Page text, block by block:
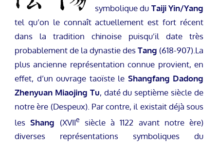
symbolique du Taiji Yin/Yang
tel qu’on le connaît actuellement est fort récent
dans la tradition chinoise puisqu’il date très
probablement de la dynastie desTang (618-907). La
plus ancienne représentation connue provient, en
effet, d’un ouvrage taoïste le Shangfang Dadong
Zhenyuan Miaojing Tu, daté du septième siècle de
notre ère (Despeux). Par contre, il existait déjà sous
lesShang (XVIIe
siècle à 1122 avant notre ère)
diverses représentations symboliques du